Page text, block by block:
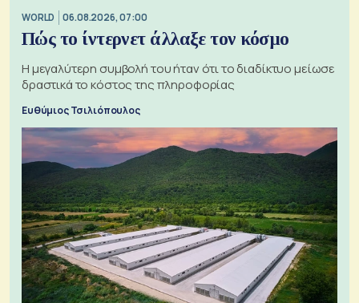
WORLD 06.08.2026, 07:00
Πώς το ίντερνετ άλλαξε τον κόσμο
Η μεγαλύτερη συμβολή του ήταν ότι το διαδίκτυο μείωσε
δραστικά το κόστος της πληροφορίας
Ευθύμιος Τσιλιόπουλος